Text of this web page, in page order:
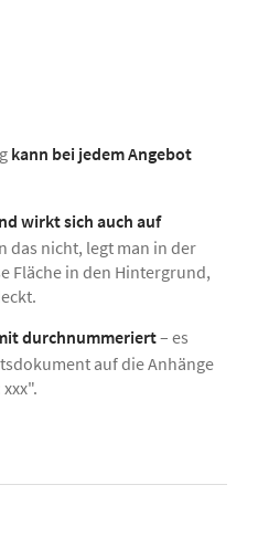
kann bei jedem Angebot
wirkt sich auch auf
das nicht, legt man in der
Fläche in den Hintergrund,
durchnummeriert– es
auf die Anhänge